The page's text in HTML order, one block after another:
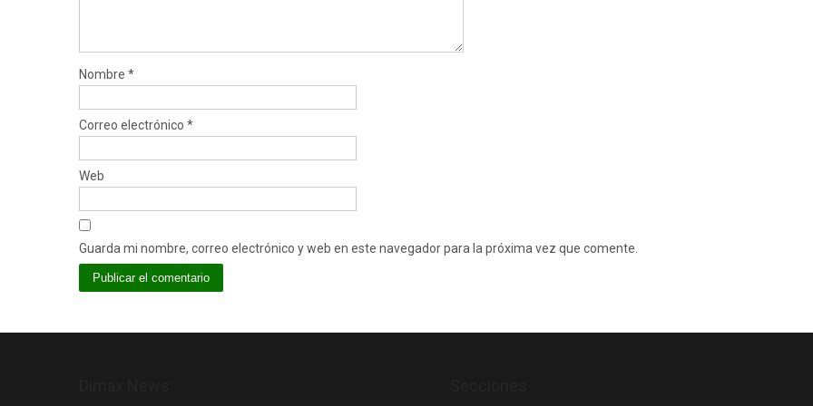
Nombre *
Correo electrónico *
Web
Guarda mi nombre, correo electrónico y web en este navegador para la próxima vez que comente.